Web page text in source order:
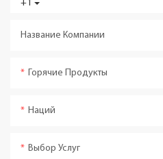
+1
Название Компании
Горячие Продукты
Наций
Выбор Услуг